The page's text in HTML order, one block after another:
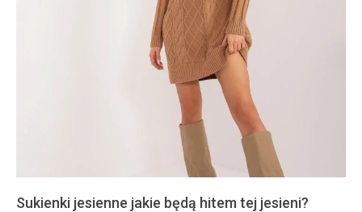
Sukienki jesienne jakie będą hitem tej jesieni?